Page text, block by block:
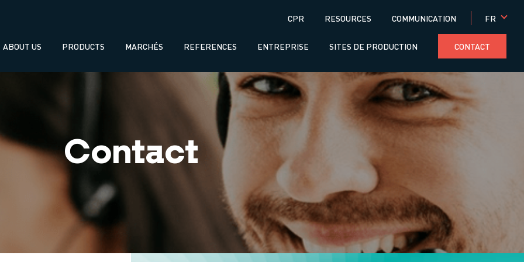
Menú
superior
CPR RESOURCES COMMUNICATION FR
Navegación
principal
ABOUT US PRODUCTS MARCHÉS REFERENCES ENTREPRISE SITES DE PRODUCTION CONTACT
Contact